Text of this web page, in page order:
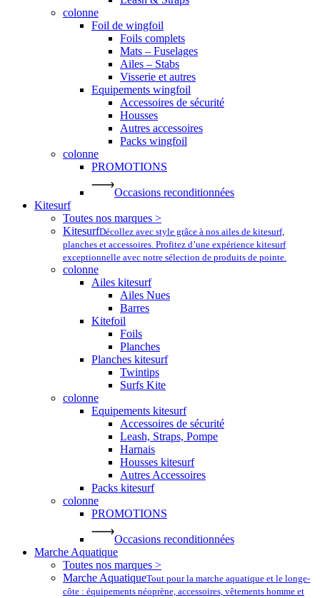
colonne
Foil de wingfoil
Foils complets
Mats – Fuselages
Ailes – Stabs
Visserie et autres
Equipements wingfoil
Accessoires de sécurité
Housses
Autres accessoires
Packs wingfoil
colonne
PROMOTIONS
Occasions reconditionnées
Kitesurf
Toutes nos marques >
KitesurfDécollez avec style grâce à nos ailes de kitesurf,
planches et accessoires. Profitez d’une expérience kitesurf
exceptionnelle avec notre sélection de produits de pointe.
colonne
Ailes kitesurf
Ailes Nues
Barres
Kitefoil
Foils
Planches
Planches kitesurf
Twintips
Surfs Kite
colonne
Equipements kitesurf
Accessoires de sécurité
Leash, Straps, Pompe
Harnais
Housses kitesurf
Autres Accessoires
Packs kitesurf
colonne
PROMOTIONS
Occasions reconditionnées
Marche Aquatique
Toutes nos marques >
Marche AquatiqueTout pour la marche aquatique et le longe-
côte : équipements néoprène, accessoires, vêtements homme et